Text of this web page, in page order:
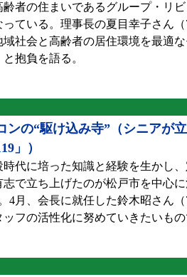
齢者の住まいであるグループ・リ
っている。理事長の夏目幸子さん
域社会と高齢者の居住環境を最適
抱負を語る。
ンの“駆け込み寺”（シニアが
」）
代に培った知識と経験を生かし
志で立ち上げたのが松戸市を中心
4月、会長に就任した鈴木昭さん
ッフの活性化に努めていきたいも